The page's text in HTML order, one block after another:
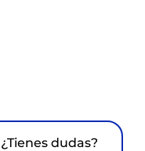
¿Tienes dudas?